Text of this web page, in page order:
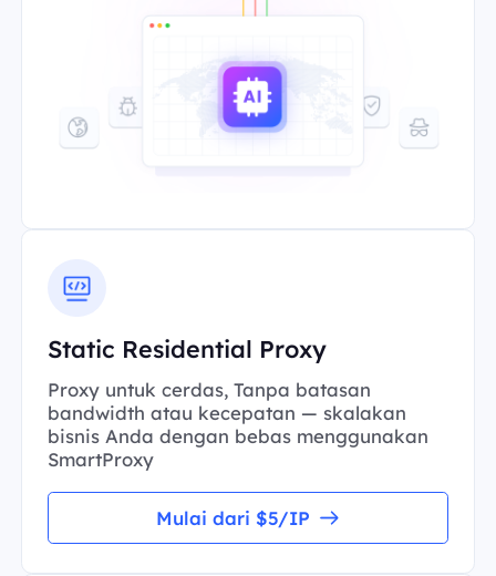
Static Residential Proxy
Proxy untuk cerdas, Tanpa batasan
bandwidth atau kecepatan — skalakan
bisnis Anda dengan bebas menggunakan
SmartProxy
Mulai dari $5/IP